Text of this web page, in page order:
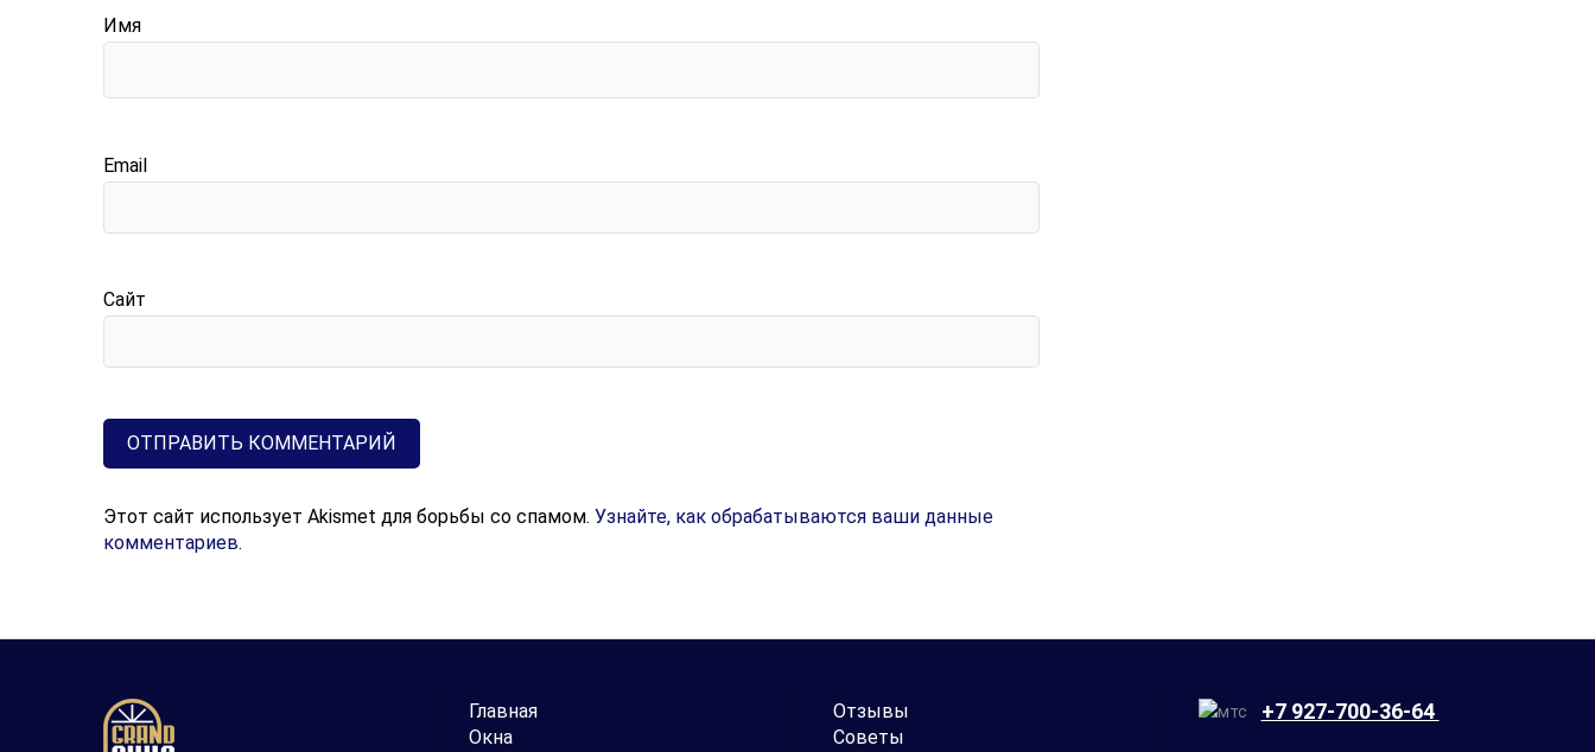
Имя
Email
Сайт
Этот сайт использует Akismet для борьбы со спамом. Узнайте, как обрабатываются ваши данные
комментариев.
Главная
Окна
Отзывы
Советы
+7 927-700-36-64